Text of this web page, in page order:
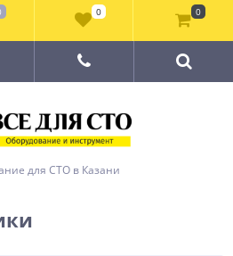
для СТО в Казани
0 0